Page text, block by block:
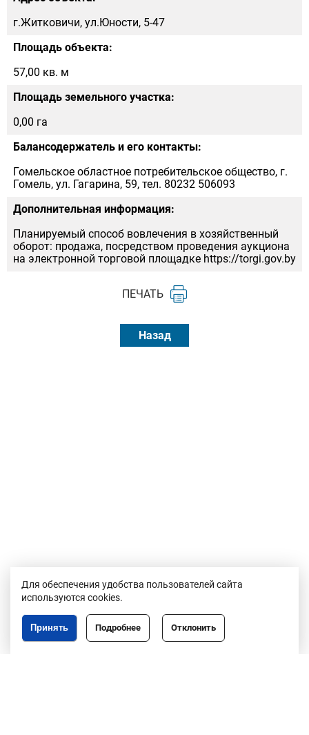
г.Житковичи, ул.Юности, 5-47
Площадь объекта:
57,00 кв. м
Площадь земельного участка:
0,00 га
Балансодержатель и его контакты:
Гомельское областное потребительское общество, г.
Гомель, ул. Гагарина, 59, тел. 80232 506093
Дополнительная информация:
Планируемый способ вовлечения в хозяйственный
оборот: продажа, посредством проведения аукциона
на электронной торговой площадке https://torgi.gov.by
ПЕЧАТЬ
Назад
Для обеспечения удобства пользователей сайта
используются cookies.
Отклонить
Подробнее
Принять